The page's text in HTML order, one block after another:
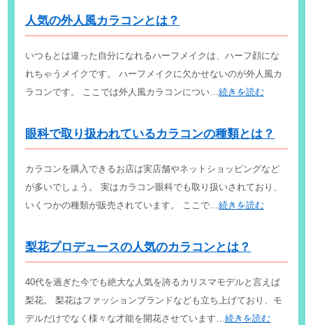
人気の外人風カラコンとは？
いつもとは違った自分になれるハーフメイクは、ハーフ顔にな
れちゃうメイクです。 ハーフメイクに欠かせないのが外人風カ
ラコンです。 ここでは外人風カラコンについ…続きを読む
眼科で取り扱われているカラコンの種類とは？
カラコンを購入できるお店は実店舗やネットショッピングなど
が多いでしょう。 実はカラコン眼科でも取り扱いされており、
いくつかの種類が販売されています。 ここで…続きを読む
梨花プロデュースの人気のカラコンとは？
40代を過ぎた今でも絶大な人気を誇るカリスマモデルと言えば
梨花。 梨花はファッションブランドなども立ち上げており、モ
デルだけでなく様々な才能を開花させています…続きを読む